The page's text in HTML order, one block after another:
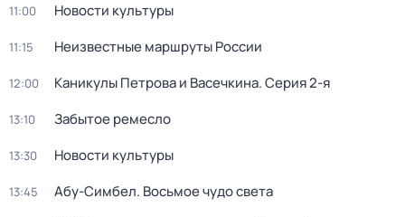
11:00 Новости культуры
11:15 Неизвестные маршруты России
12:00 Каникулы Петрова и Васечкина. Серия 2-я
13:10 Забытое ремесло
13:30 Новости культуры
13:45 Абу-Симбел. Восьмое чудо света